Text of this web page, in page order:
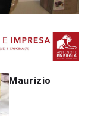
Maurizio